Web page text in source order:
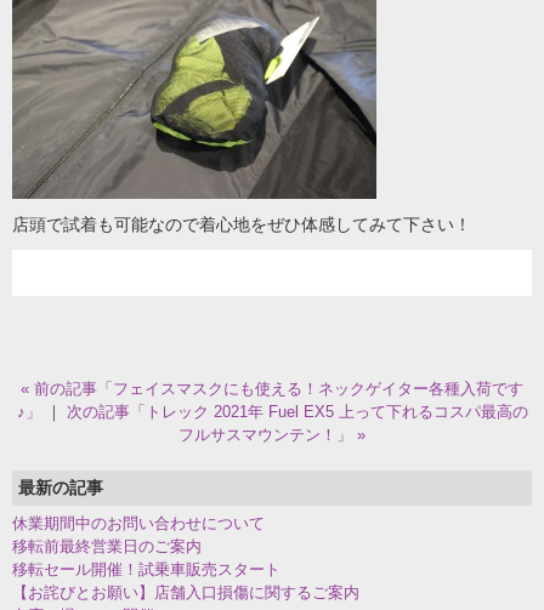
店頭で試着も可能なので着心地をぜひ体感してみて下さい！
« 前の記事「フェイスマスクにも使える！ネックゲイター各種入荷です
♪」
｜ 次の記事「トレック 2021年 Fuel EX5 上って下れるコスパ最高の
フルサスマウンテン！」 »
最新の記事
休業期間中のお問い合わせについて
移転前最終営業日のご案内
移転セール開催！試乗車販売スタート
【お詫びとお願い】店舗入口損傷に関するご案内